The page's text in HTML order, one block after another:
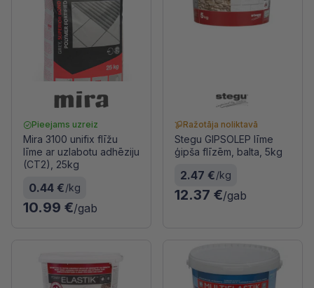
Pieejams uzreiz
Mira 3100 unifix flīžu
līme ar uzlabotu adhēziju
(CT2), 25kg
0.44 €/kg
10.99 €/gab
Ražotāja noliktavā
Stegu GIPSOLEP līme
ģipša flīzēm, balta, 5kg
2.47 €/kg
12.37 €/gab